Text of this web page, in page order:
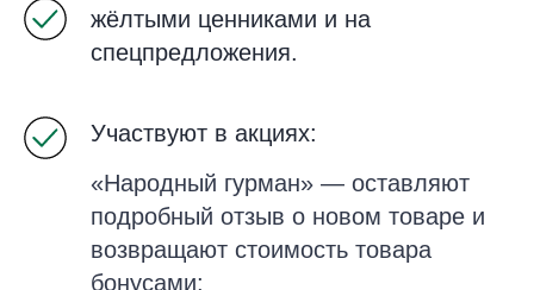
жёлтыми ценниками и на
спецпредложения.
Участвуют в акциях:
«Народный гурман» — оставляют
подробный отзыв о новом товаре и
возвращают стоимость товара
бонусами;